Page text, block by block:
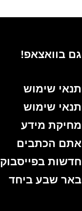
גם בוואצאפ!
תנאי שימוש
תנאי שימוש
מחיקת מידע
אתם הכתבים
חדשות בפייסבוק
באר שבע ביחד